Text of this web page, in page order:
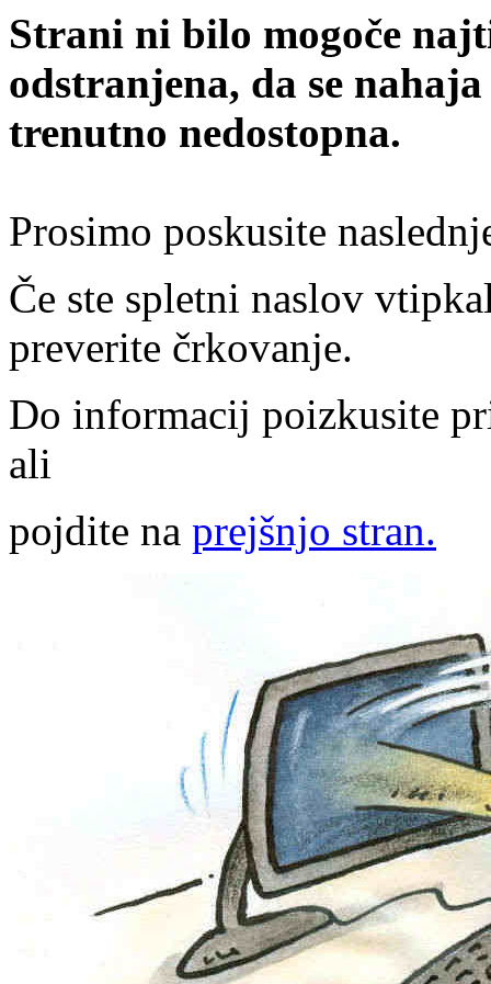
Strani ni bilo mogoče
odstranjena, da se
trenutno nedostopna.
Prosimo poskusite
Če ste spletni naslov
preverite črkovanje.
Do informacij poizkusite
ali
pojdite na prejšnjo stran.